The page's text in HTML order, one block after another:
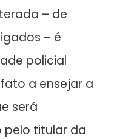
– de
– é
policial
a ensejar a
será
titular da